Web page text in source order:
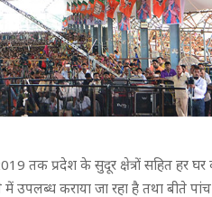
तक प्रदेश के सुदूर क्षेत्रों सहित हर
कराया जा रहा है तथा बीते